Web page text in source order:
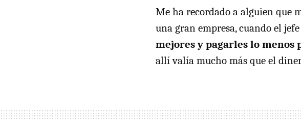
Me ha recordado a alguien que
una gran empresa, cuando el
mejores y pagarles lo menos
allí valía mucho más que el